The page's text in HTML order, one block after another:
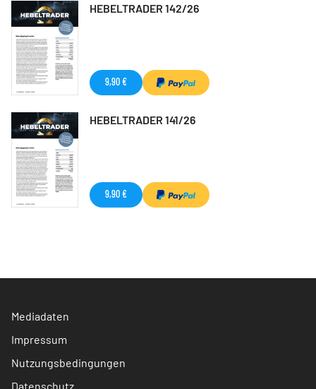
HEBELTRADER 142/26
9,90 €
HEBELTRADER 141/26
9,90 €
Mediadaten
Impressum
Nutzungsbedingungen
Datenschutz